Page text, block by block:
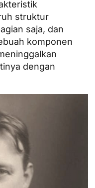
struktur
saja, dan
komponen
dengan